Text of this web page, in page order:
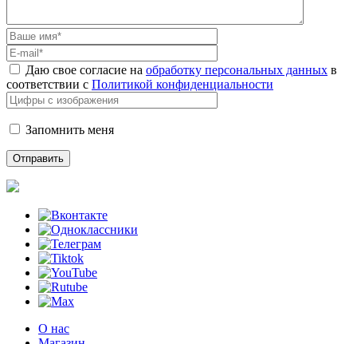
Даю свое согласие на обработку персональных данных в
соответствии с Политикой конфиденциальности
Запомнить меня
О нас